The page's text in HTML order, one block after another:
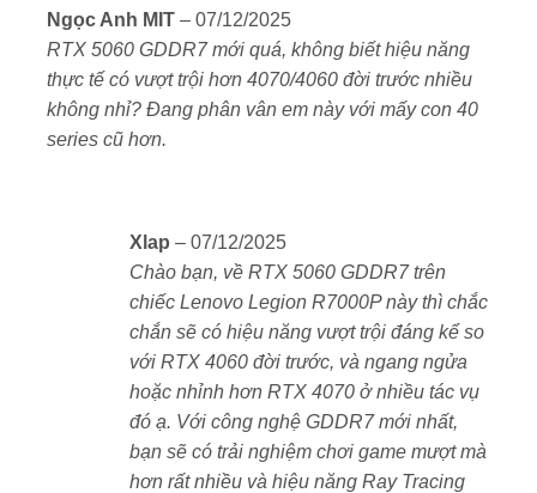
CPU AMD Ryzen 9 8940HX– 16 nhân 32 luồng,
xung boost đến 5.2GHz, xử lý đa nhiệm cực mượt.
GPU RTX 5060 GDDR7 (TGP 115W)
Tổ hợp này cho hiệu năng vượt trội khi chơi game
AAA, xử lý đồ họa 3D, stream đa nhiệm hoặc lập trình
🖥 Màn hình WQXGA 240Hz – Trải nghiệm hình ảnh
Kích thước 16 inch, tỷ lệ 16:10 mở rộng không gian
Được xếp
hạng
sao
Ngọc Anh MIT – 07/12/2025
RTX 5060 GDDR7 mới quá, không biết hiệu năng
thực tế có vượt trội hơn 4070/4060 đời trước nhiều
không nhỉ? Đang phân vân em này với mấy con 40
series cũ hơn.
Xlap – 07/12/2025
Chào bạn, về RTX 5060 GDDR7 trên
chiếc Lenovo Legion R7000P này thì chắc
chắn sẽ có hiệu năng vượt trội đáng kể so
với RTX 4060 đời trước, và ngang ngửa
hoặc nhỉnh hơn RTX 4070 ở nhiều tác vụ
đó ạ. Với công nghệ GDDR7 mới nhất,
bạn sẽ có trải nghiệm chơi game mượt mà
hơn rất nhiều và hiệu năng Ray Tracing